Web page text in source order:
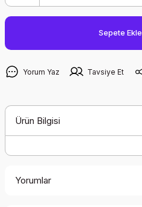
Sepete Ekle
Yorum Yaz Tavsiye Et
Ürün Bilgisi
Yorumlar